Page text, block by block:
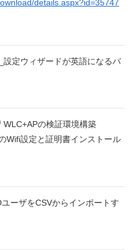
details.aspx?id=35747
設定ウィザードが英語になるバ
WLC+APの検証環境構築
Wifi設定と証明書インストール
ユーザをCSVからインポートす